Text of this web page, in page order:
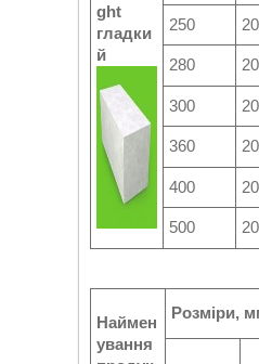
ght
гладки
й
250
280
300
360
400
500
Наймен
ування
Розміри,